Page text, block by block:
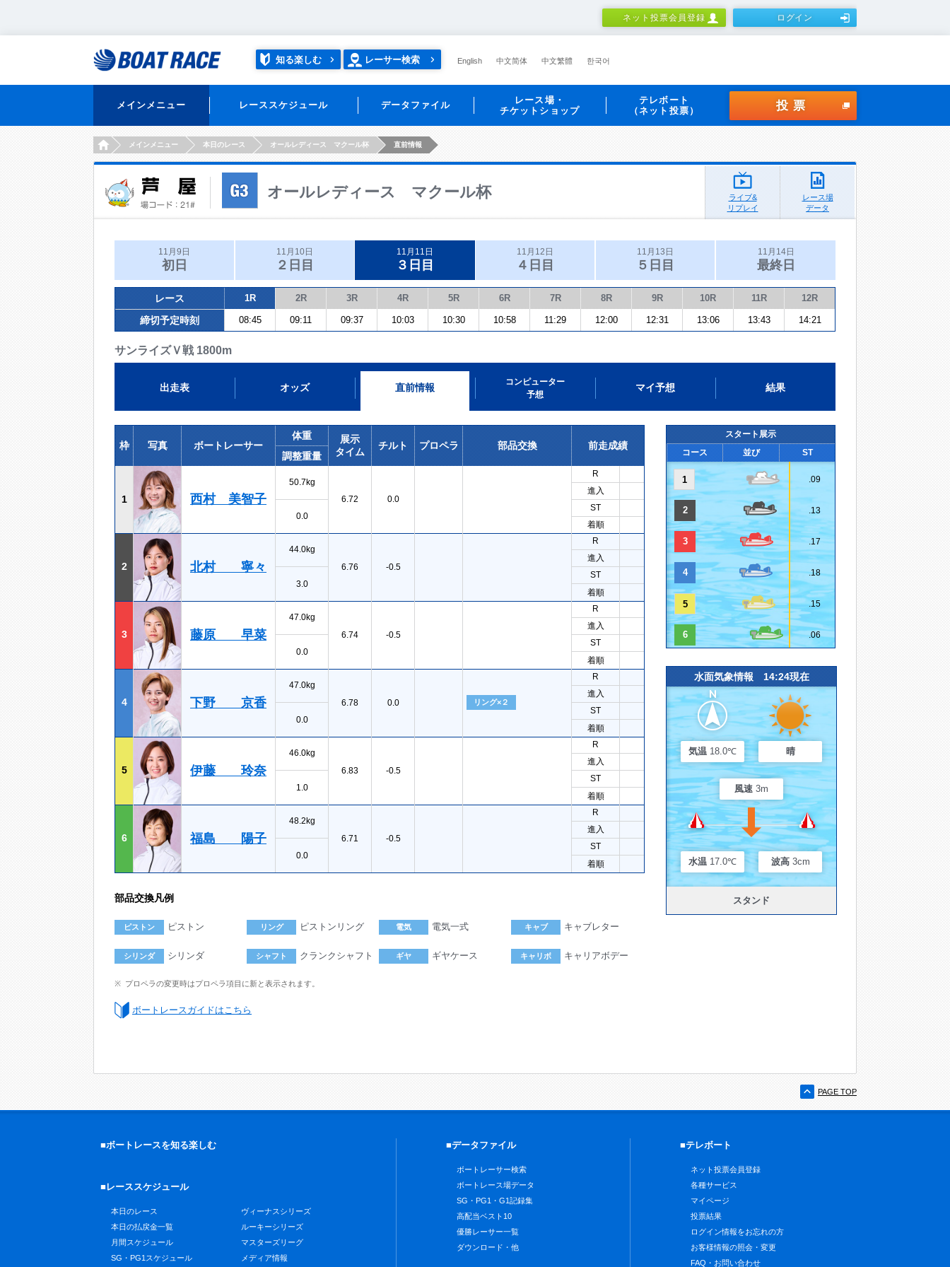
ネット投票会員登録 ログイン
知る楽しむ レーサー検索 English 中文简体 中文繁體 한국어
メインメニュー レーススケジュール データファイル
レース場・
チケットショップ
テレボート
（ネット投票）
投票
HOMEメインメニュー 本日のレース オールレディース マクール杯 直前情報
オールレディース マクール杯
ライブ&
リプレイ
レース場
データ
11月9日
初日
11月10日
２日目
11月11日
３日目
11月12日
４日目
11月13日
５日目
11月14日
最終日
レース 1R 2R 3R 4R 5R 6R 7R 8R 9R 10R 11R 12R
締切予定時刻 08:45 09:11 09:37 10:03 10:30 10:58 11:29 12:00 12:31 13:06 13:43 14:21
サンライズＶ戦 1800m
出走表 オッズ 直前情報
コンピューター
予想
マイ予想 結果
枠 写真 ボートレーサー
体重
展示
タイム
チルト プロペラ 部品交換
前走成績
調整重量
1 西村 美智子
50.7kg
6.72
0.0
R
進入
0.0
ST
着順
2 北村 寧々
44.0kg
6.76
-0.5
R
進入
3.0
ST
着順
3 藤原 早菜
47.0kg
6.74
-0.5
R
進入
0.0
ST
着順
4 下野 京香
47.0kg
6.78
0.0 リング×２
R
進入
0.0
ST
着順
5 伊藤 玲奈
46.0kg
6.83
-0.5
R
進入
1.0
ST
着順
6 福島 陽子
48.2kg
6.71
-0.5
R
進入
0.0
ST
着順
部品交換凡例
ピストン ピストン リング ピストンリング 電気 電気一式 キャブ キャブレター
シリンダ シリンダ シャフト クランクシャフト ギヤ ギヤケース キャリボ キャリアボデー
プロペラの変更時はプロペラ項目に新と表示されます。
ボートレースガイドはこちら
スタート展示
コース
並び ST
1 .09
2 .13
3 .17
4 .18
5 .15
6 .06
水面気象情報 14:24現在
気温 18.0℃ 晴
風速 3m
水温 17.0℃ 波高 3cm
スタンド
PAGE TOP
■ボートレースを知る楽しむ
■レーススケジュール
本日のレース
本日の払戻金一覧
月間スケジュール
SG・PG1スケジュール
ヴィーナスシリーズ
ルーキーシリーズ
マスターズリーグ
メディア情報
■データファイル
ボートレーサー検索
ボートレース場データ
SG・PG1・G1記録集
高配当ベスト10
優勝レーサー一覧
ダウンロード・他
■テレボート
ネット投票会員登録
各種サービス
マイページ
投票結果
ログイン情報をお忘れの方
お客様情報の照会・変更
FAQ・お問い合わせ